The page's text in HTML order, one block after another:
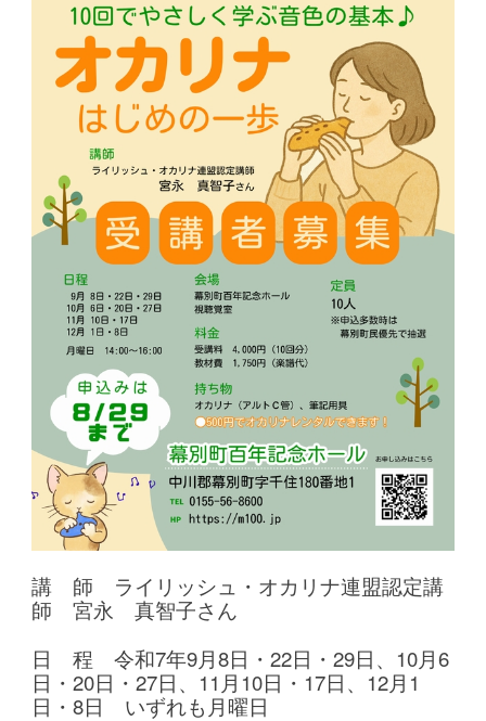
講 師 ライリッシュ・オカリナ連盟認定講
師 宮永 真智子さん
日 程 令和7年9月8日・22日・29日、10月6
日・20日・27日、11月10日・17日、12月1
日・8日
いずれも月曜日